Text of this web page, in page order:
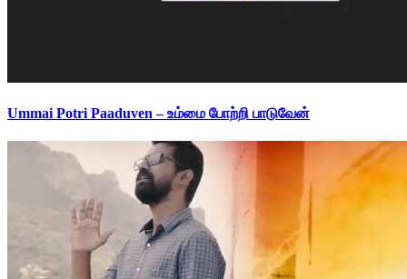
Ummai Potri Paaduven – உம்மை போற்றி பாடுவேன்